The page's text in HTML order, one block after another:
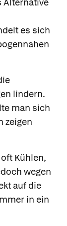
es sich
lindern.
man sich
zeigen
Kühlen,
wegen
auf die
in ein